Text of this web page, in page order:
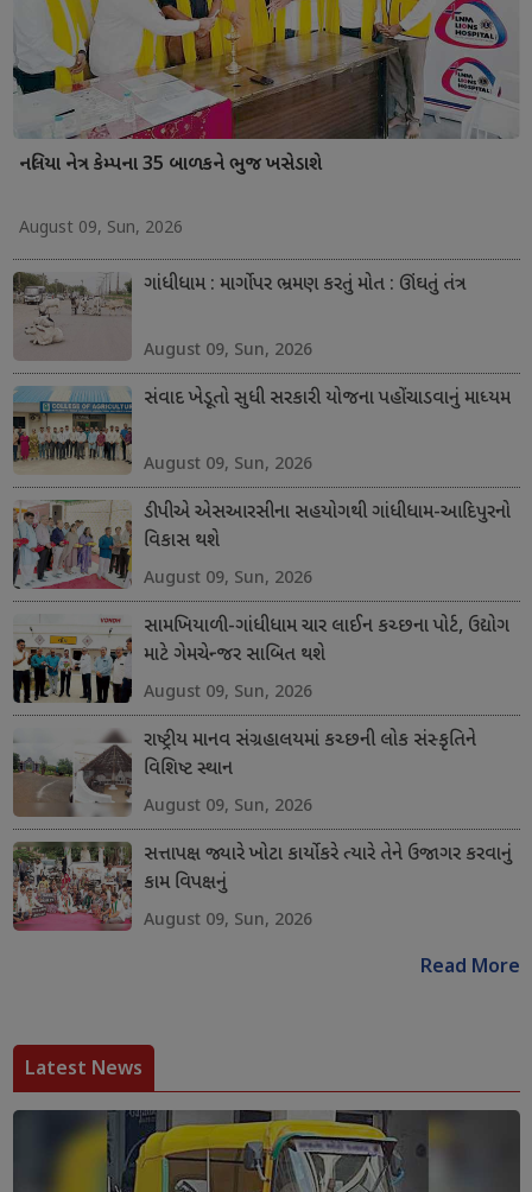
નલિયા નેત્ર કેમ્પના 35 બાળકને ભુજ ખસેડાશે
August 09, Sun, 2026
ગાંધીધામ : માર્ગો પર ભ્રમણ કરતું મોત : ઊંઘતું તંત્ર
August 09, Sun, 2026
સંવાદ ખેડૂતો સુધી સરકારી યોજના પહોંચાડવાનું માધ્યમ
August 09, Sun, 2026
ડીપીએ એસઆરસીના સહયોગથી ગાંધીધામ-આદિપુરનો
વિકાસ થશે
August 09, Sun, 2026
સામખિયાળી-ગાંધીધામ ચાર લાઈન કચ્છના પોર્ટ, ઉદ્યોગ
માટે ગેમચેન્જર સાબિત થશે
August 09, Sun, 2026
રાષ્ટ્રીય માનવ સંગ્રહાલયમાં કચ્છની લોક સંસ્કૃતિને
વિશિષ્ટ સ્થાન
August 09, Sun, 2026
સત્તાપક્ષ જ્યારે ખોટા કાર્યો કરે ત્યારે તેને ઉજાગર કરવાનું
કામ વિપક્ષનું
August 09, Sun, 2026
Read More
Latest News